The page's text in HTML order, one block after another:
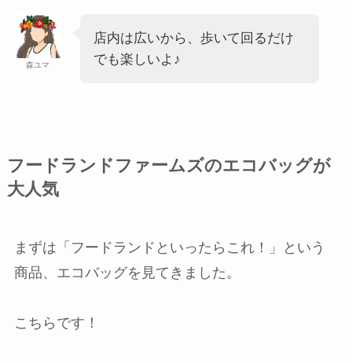
森ユマ
店内は広いから、歩いて回るだけ
でも楽しいよ♪
フードランドファームズのエコバッグが
大人気
まずは「フードランドといったらこれ！」という
商品、エコバッグを見てきました。
こちらです！